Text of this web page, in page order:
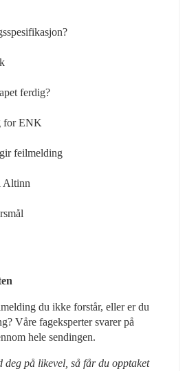
ferdig?
for ENK
feilmelding
Altinn
du ikke forstår, eller er du
Våre fageksperter svarer på
hele sendingen.
deg på likevel, så får du opptaket